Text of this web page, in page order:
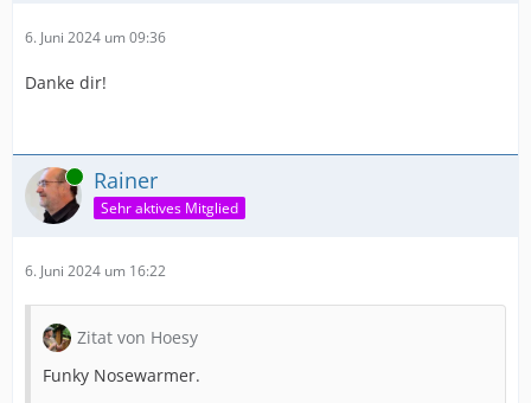
6. Juni 2024 um 09:36
Danke dir!
Online Rainer
Sehr aktives Mitglied
6. Juni 2024 um 16:22
Zitat von Hoesy
Funky Nosewarmer.